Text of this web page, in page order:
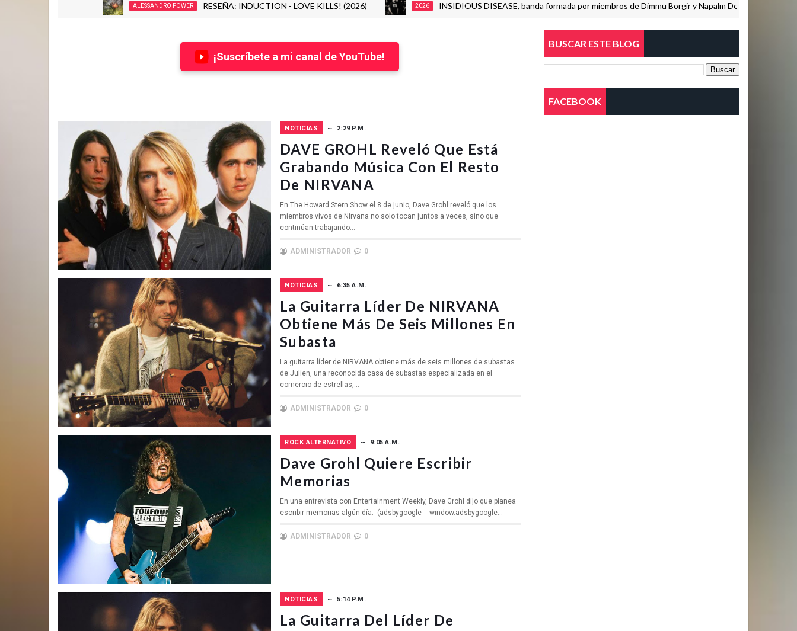
ALESSANDRO POWER RESEÑA: INDUCTION - LOVE KILLS! (2026) 2026 INSIDIOUS DISEASE, banda formada por miembros de Dimmu Borgir y Napalm Death, está terminando
¡Suscríbete a mi canal de YouTube!
NOTICIAS 2:29 P.M.
DAVE GROHL Reveló Que Está
Grabando Música Con El Resto
De NIRVANA
En The Howard Stern Show el 8 de junio, Dave Grohl reveló que los
miembros vivos de Nirvana no solo tocan juntos a veces, sino que
continúan trabajando...
ADMINISTRADOR 0
NOTICIAS 6:35 A.M.
La Guitarra Líder De NIRVANA
Obtiene Más De Seis Millones En
Subasta
La guitarra líder de NIRVANA obtiene más de seis millones de subastas
de Julien, una reconocida casa de subastas especializada en el
comercio de estrellas,...
ADMINISTRADOR 0
ROCK ALTERNATIVO 9:05 A.M.
Dave Grohl Quiere Escribir
Memorias
En una entrevista con Entertainment Weekly, Dave Grohl dijo que planea
escribir memorias algún día. (adsbygoogle = window.adsbygoogle...
ADMINISTRADOR 0
NOTICIAS 5:14 P.M.
La Guitarra Del Líder De
BUSCAR ESTE BLOG
FACEBOOK